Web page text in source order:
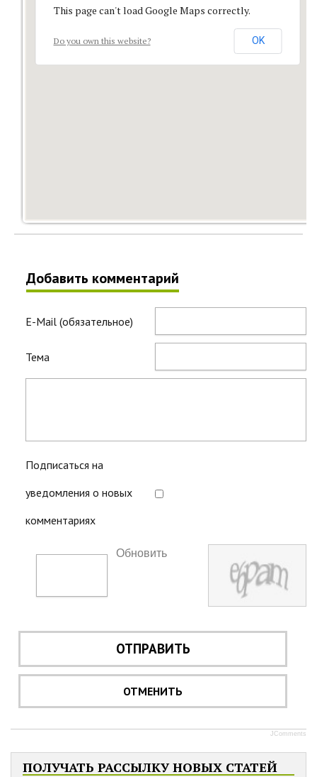
This page can't load Google Maps correctly.
Do you own this website? OK
Добавить комментарий
E-Mail (обязательное)
Тема
Подписаться на
уведомления о новых
комментариях
Обновить
ОТПРАВИТЬ
ОТМЕНИТЬ
JComments
ПОЛУЧАТЬ РАССЫЛКУ НОВЫХ СТАТЕЙ